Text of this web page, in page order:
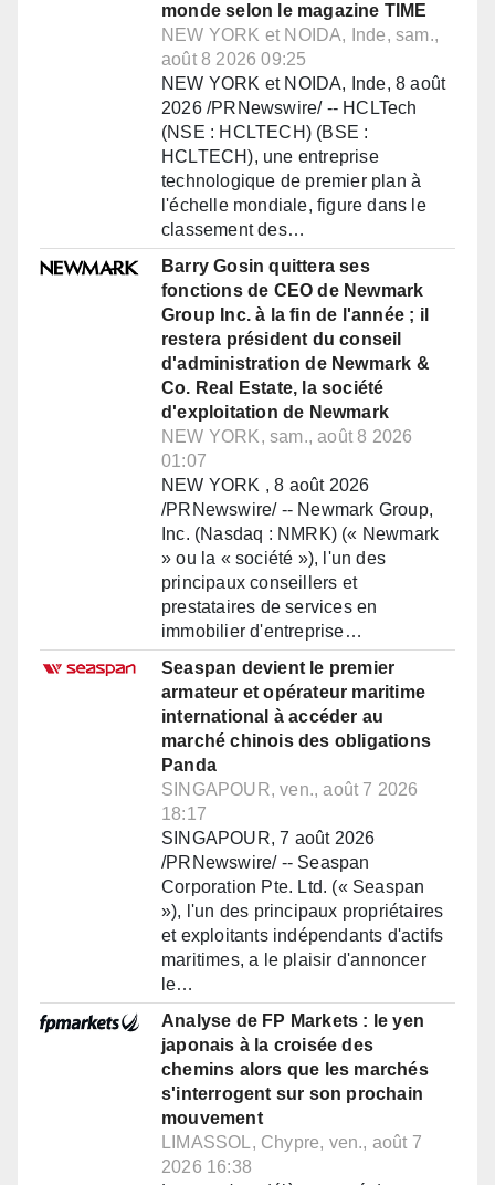
monde selon le magazine TIME
NEW YORK et NOIDA, Inde, sam.,
août 8 2026 09:25
NEW YORK et NOIDA, Inde, 8 août
2026 /PRNewswire/ -- HCLTech
(NSE : HCLTECH) (BSE :
HCLTECH), une entreprise
technologique de premier plan à
l'échelle mondiale, figure dans le
classement des…
Barry Gosin quittera ses
fonctions de CEO de Newmark
Group Inc. à la fin de l'année ; il
restera président du conseil
d'administration de Newmark &
Co. Real Estate, la société
d'exploitation de Newmark
NEW YORK, sam., août 8 2026
01:07
NEW YORK , 8 août 2026
/PRNewswire/ -- Newmark Group,
Inc. (Nasdaq : NMRK) (« Newmark
» ou la « société »), l'un des
principaux conseillers et
prestataires de services en
immobilier d'entreprise…
Seaspan devient le premier
armateur et opérateur maritime
international à accéder au
marché chinois des obligations
Panda
SINGAPOUR, ven., août 7 2026
18:17
SINGAPOUR, 7 août 2026
/PRNewswire/ -- Seaspan
Corporation Pte. Ltd. (« Seaspan
»), l'un des principaux propriétaires
et exploitants indépendants d'actifs
maritimes, a le plaisir d'annoncer
le…
Analyse de FP Markets : le yen
japonais à la croisée des
chemins alors que les marchés
s'interrogent sur son prochain
mouvement
LIMASSOL, Chypre, ven., août 7
2026 16:38